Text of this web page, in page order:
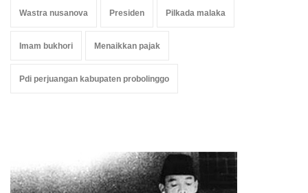
Wastra nusanova Presiden Pilkada malaka
Imam bukhori Menaikkan pajak
Pdi perjuangan kabupaten probolinggo